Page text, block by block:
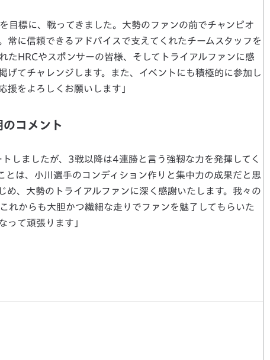
目標に、戦ってきました。大勢のファンの前でチャンピオ
常に信頼できるアドバイスで支えてくれたチームスタッフを
たHRCやスポンサーの皆様、そしてトライアルファンに感
げてチャレンジします。また、イベントにも積極的に参加し
援をよろしくお願いします」
コメント
しましたが、3戦以降は4連勝と言う強靭な力を発揮してく
は、小川選手のコンディション作りと集中力の成果だと思
め、大勢のトライアルファンに深く感謝いたします。我々の
れからも大胆かつ繊細な走りでファンを魅了してもらいた
って頑張ります」